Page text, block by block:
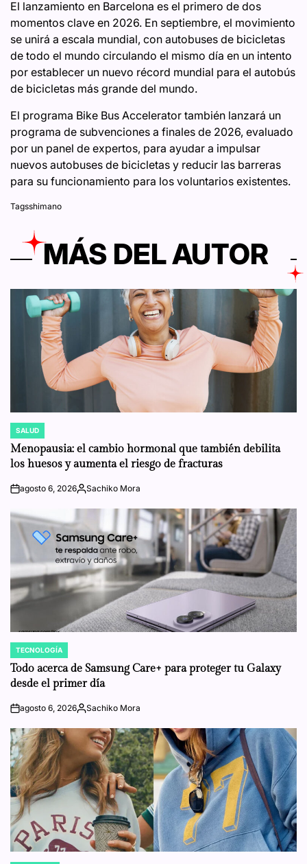
El lanzamiento en Barcelona es el primero de dos
momentos clave en 2026. En septiembre, el movimiento
se unirá a escala mundial, con autobuses de bicicletas
de todo el mundo circulando el mismo día en un intento
por establecer un nuevo récord mundial para el autobús
de bicicletas más grande del mundo.
El programa Bike Bus Accelerator también lanzará un
programa de subvenciones a finales de 2026, evaluado
por un panel de expertos, para ayudar a impulsar
nuevos autobuses de bicicletas y reducir las barreras
para su funcionamiento para los voluntarios existentes.
Tagsshimano
MÁS DEL AUTOR
POSTED
IN
SALUD
Menopausia: el cambio hormonal que también debilita
los huesos y aumenta el riesgo de fracturas
onagosto 6, 2026Posted
Sachiko Mora
POSTED
IN
TECNOLOGÍA
Todo acerca de Samsung Care+ para proteger tu Galaxy
desde el primer día
onagosto 6, 2026Posted
Sachiko Mora